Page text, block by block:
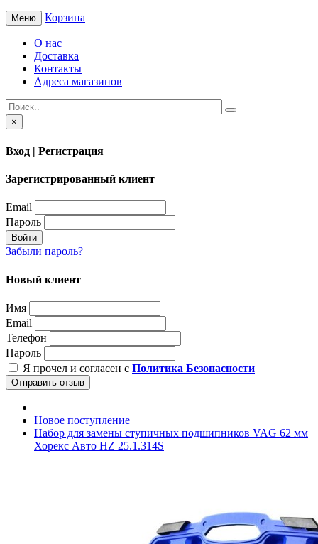
Меню Корзина
О нас
Доставка
Контакты
Адреса магазинов
×
Вход | Регистрация
Зарегистрированный клиент
Email
Пароль
Войти
Забыли пароль?
Новый клиент
Имя
Email
Телефон
Пароль
Я прочел и согласен с Политика Безопасности
Отправить отзыв
Новое поступление
Набор для замены ступичных подшипников VAG 62 мм
Хорекс Авто HZ 25.1.314S